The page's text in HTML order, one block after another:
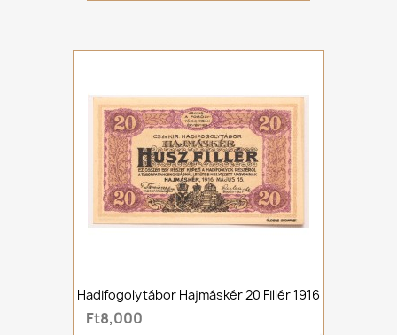
Hadifogolytábor Hajmáskér 20 Fillér 1916
Ft8,000